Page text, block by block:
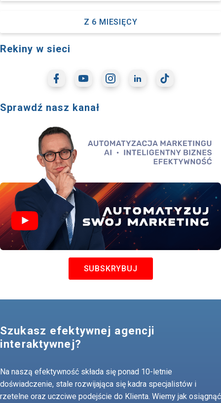
Z 6 MIESIĘCY
Rekiny w sieci
Sprawdź nasz kanał
SUBSKRYBUJ
Szukasz efektywnej agencji
interaktywnej?
Na naszą efektywność składa się ponad 10-letnie
doświadczenie, stale rozwijająca się kadra specjalistów i
rzetelne oraz uczciwe podejście do Klienta. Wiemy jak osiągnąć